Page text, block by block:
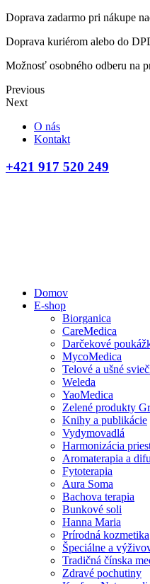
Doprava zadarmo pri nákupe
Doprava kuriérom alebo do
Možnosť osobného odberu na
Previous
Next
O nás
Kontakt
+421 917 520 249
Domov
E-shop
Biorganica
CareMedica
Darčekové
MycoMedica
Telové a ušné
Weleda
YaoMedica
Zelené produkty
Knihy a publikácie
Vydymovadlá
Harmonizácia
Aromaterapia a
Fytoterapia
Aura Soma
Bachova terapia
Bunkové soli
Hanna Maria
Prírodná kozmetika
Špeciálne a
Tradičná čínska
Zdravé pochutiny